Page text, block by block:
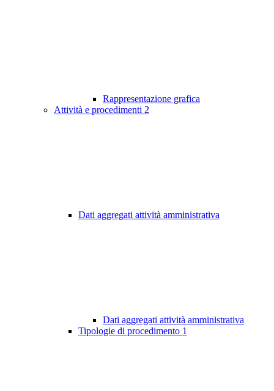
Rappresentazione grafica
Attività e procedimenti 2
Dati aggregati attività amministrativa
Dati aggregati attività amministrativa
Tipologie di procedimento 1